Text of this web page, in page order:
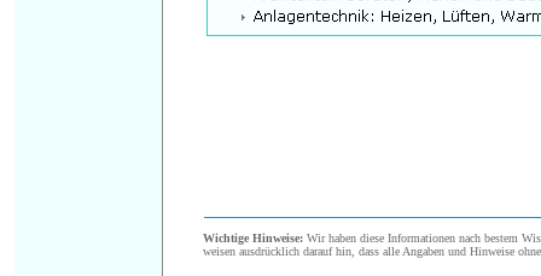
Wichtige Hinweise: Wir haben diese Informationen nach bestem
weisen ausdrücklich darauf hin, dass alle Angaben und Hinweise